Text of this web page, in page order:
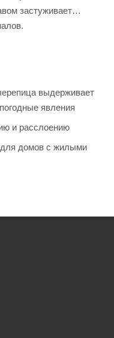
застуживает
выдерживает
явления
и расслоению
домов с жилыми
черепица Katepal
по относительно
составленной